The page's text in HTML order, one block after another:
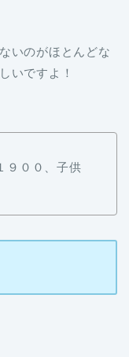
いのがほとんどな
いですよ！
９００、子供